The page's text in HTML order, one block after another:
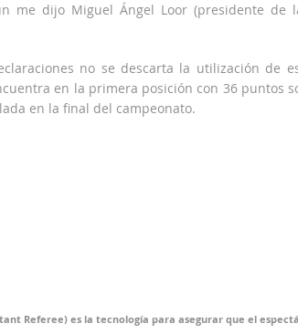
me dijo Miguel Ángel Loor (presidente de
no se descarta la utilización de
en la primera posición con 36 puntos
en la final del campeonato.
Referee) es la tecnología para asegurar que el